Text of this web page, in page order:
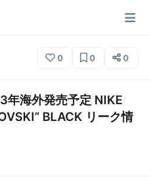
0 0 0
年海外発売予定 NIKE
BLACK リーク情